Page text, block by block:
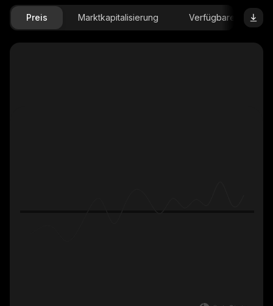
Preis Marktkapitalisierung Verfügbare Menge